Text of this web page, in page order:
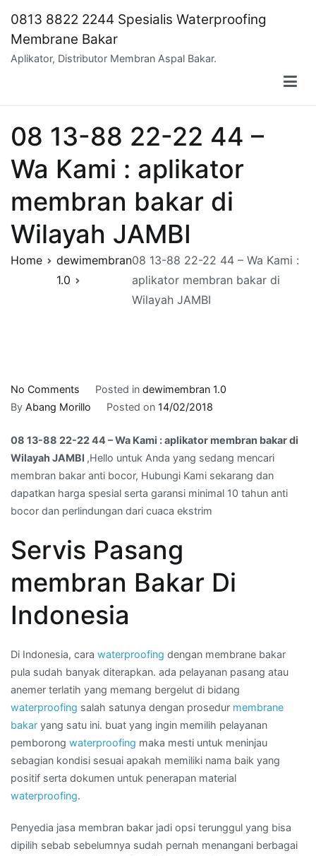
content
0813 8822 2244 Spesialis Waterproofing
Membrane Bakar
Aplikator, Distributor Membran Aspal Bakar.
08 13-88 22-22 44 –
Wa Kami : aplikator
membran bakar di
Wilayah JAMBI
Home
dewimembran
1.0
08 13-88 22-22 44 – Wa Kami :
aplikator membran bakar di
Wilayah JAMBI
No Comments
08
88
22-
22
44
–
Kami
aplikator
bakar
Wilayah
JAMBI
Posted in dewimembran 1.0
By Abang Morillo Posted on 14/02/2018
08 13-88 22-22 44 – Wa Kami : aplikator membran bakar di
Wilayah JAMBI ,Hello untuk Anda yang sedang mencari
membran bakar anti bocor, Hubungi Kami sekarang dan
dapatkan harga spesial serta garansi minimal 10 tahun anti
bocor dan perlindungan dari cuaca ekstrim
Servis Pasang
membran Bakar Di
Indonesia
Di Indonesia, cara waterproofing dengan membrane bakar
pula sudah banyak diterapkan. ada pelayanan pasang atau
anemer terlatih yang memang bergelut di bidang
waterproofing salah satunya dengan prosedur membrane
bakar yang satu ini. buat yang ingin memilih pelayanan
pemborong waterproofing maka mesti untuk meninjau
sebagian kondisi sesuai apakah memiliki nama baik yang
positif serta dokumen untuk penerapan material
waterproofing.
Penyedia jasa membran bakar jadi opsi terunggul yang bisa
dipilih sebab sebelumnya sudah pernah menangani berbagai